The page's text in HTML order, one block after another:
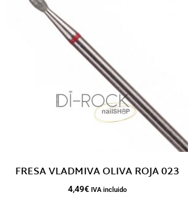
FRESA VLADMIVA OLIVA ROJA 023
4,49€ IVA incluido